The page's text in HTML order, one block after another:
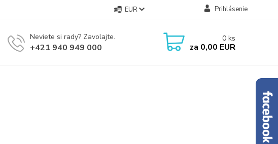
EUR Prihlásenie
Neviete si rady? Zavolajte.
+421 940 949 000
0 ks
za 0,00 EUR